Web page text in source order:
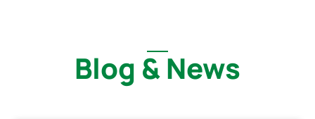
Blog & News